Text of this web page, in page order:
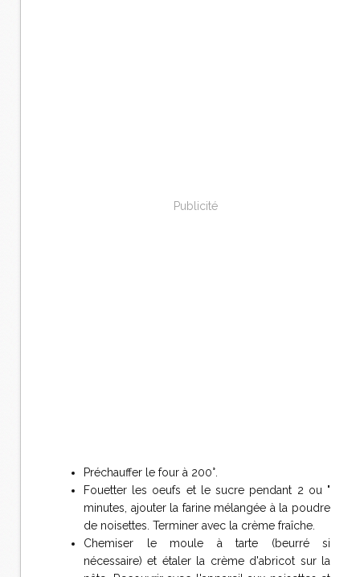
Publicité
Préchauffer le four à 200°.
Fouetter les oeufs et le sucre pendant 2 ou "
minutes, ajouter la farine mélangée à la poudre
de noisettes. Terminer avec la crème fraîche.
Chemiser le moule à tarte (beurré si
nécessaire) et étaler la crème d'abricot sur la